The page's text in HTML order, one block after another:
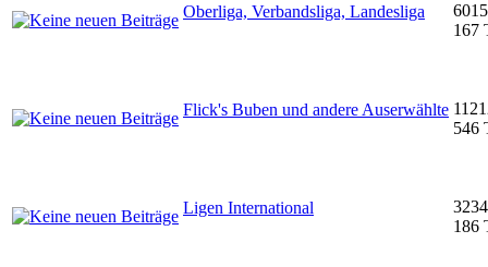
Oberliga, Verbandsliga, Landesliga
167
Flick's Buben und andere Auserwählte
546
Ligen International
186